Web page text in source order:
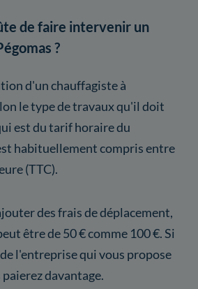
de faire intervenir un
?
d'un chauffagiste à
le type de travaux qu'il doit
est du tarif horaire du
habituellement compris entre
(TTC).
des frais de déplacement,
être de 50 € comme 100 €. Si
l'entreprise qui vous propose
paierez davantage.